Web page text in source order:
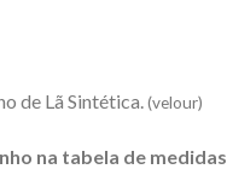
de Lã Sintética. (velour)
na tabela de medidas